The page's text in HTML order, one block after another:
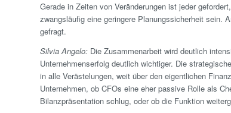
Gerade in Zeiten von Veränderungen ist jeder
zwangsläufig eine geringere Planungssicherheit sein.
gefragt.
Silvia Angelo: Die Zusammenarbeit wird deutlich
Unternehmenserfolg deutlich wichtiger. Die
in alle Verästelungen, weit über den eigentlichen
Unternehmen, ob CFOs eine eher passive Rolle als
Bilanzpräsentation schlug, oder ob die Funktion